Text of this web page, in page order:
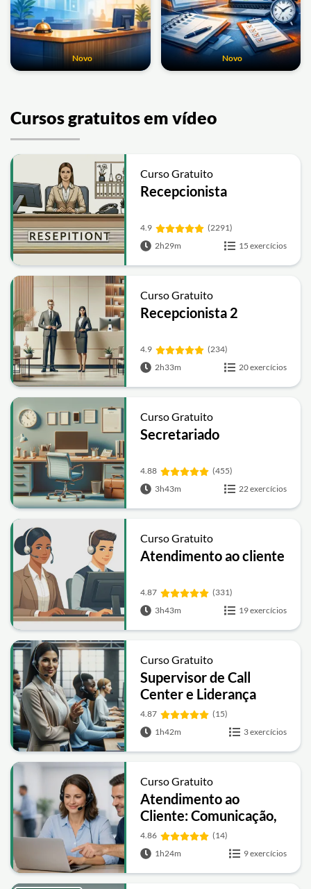
Novo Novo
Cursos gratuitos em vídeo
Curso Gratuito
Recepcionista
4.9
(2291)
2h29m
15 exercícios
Curso Gratuito
Recepcionista 2
4.9
(234)
2h33m
20 exercícios
Curso Gratuito
Secretariado
4.88
(455)
3h43m
22 exercícios
Curso Gratuito
Atendimento ao cliente
4.87
(331)
3h43m
19 exercícios
Curso Gratuito
Supervisor de Call
Center e Liderança
4.87
(15)
1h42m
3 exercícios
Curso Gratuito
Atendimento ao
Cliente: Comunicação,
Resolução de Conflitos
e Excelência no Suporte
4.86
(14)
1h24m
9 exercícios